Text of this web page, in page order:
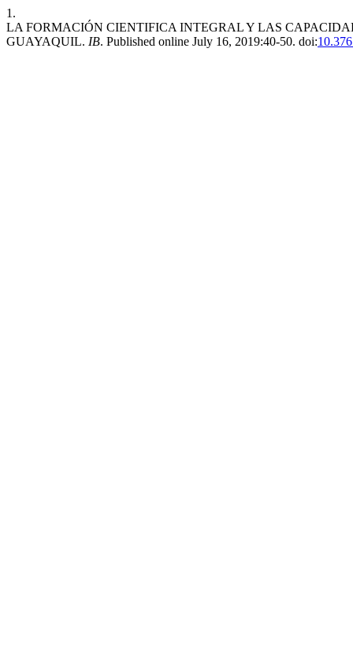
1.
LA FORMACIÓN CIENTIFICA INTEGRAL Y LAS
GUAYAQUIL. IB. Published online July 16, 2019:40-50. doi: